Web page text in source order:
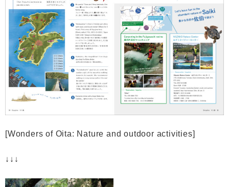
[Wonders of Oita: Nature and outdoor activities]
↓↓↓